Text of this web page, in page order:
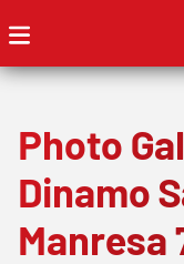
Photo
Dinamo
Manresa